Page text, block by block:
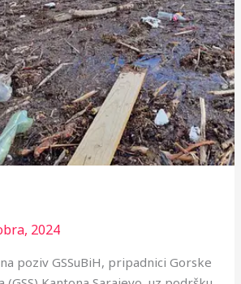
2024
poziv GSSuBiH, pripadnici Gorske